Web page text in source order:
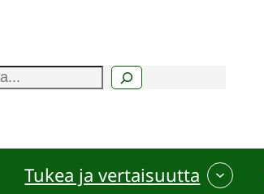
Tukea ja vertaisuutta